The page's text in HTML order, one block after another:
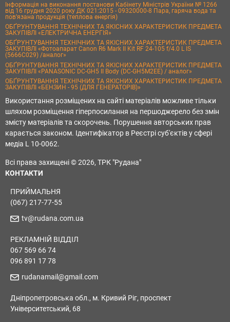
Інформація на виконання постанови Кабінету Міністрів України № 1266
від 16 грудня 2020 року ДК 021:2015 - 09320000-8 Пара, гаряча вода та
пов’язана продукція (теплова енергія)
ОБҐРУНТУВАННЯ ТЕХНІЧНИХ ТА ЯКІСНИХ ХАРАКТЕРИСТИК ПРЕДМЕТА
ЗАКУПІВЛІ «ЕЛЕКТРИЧНА ЕНЕРГІЯ»
ОБҐРУНТУВАННЯ ТЕХНІЧНИХ ТА ЯКІСНИХ ХАРАКТЕРИСТИК ПРЕДМЕТА
ЗАКУПІВЛІ «Фотоапарат Canon R6 Mark II Kit RF 24-105 f/4.0 L IS
(5666C029) /аналог»
ОБҐРУНТУВАННЯ ТЕХНІЧНИХ ТА ЯКІСНИХ ХАРАКТЕРИСТИК ПРЕДМЕТА
ЗАКУПІВЛІ «PANASONIC DC-GH5 II Body (DC-GH5M2EE) / аналог»
ОБҐРУНТУВАННЯ ТЕХНІЧНИХ ТА ЯКІСНИХ ХАРАКТЕРИСТИК ПРЕДМЕТА
ЗАКУПІВЛІ «БЕНЗИН - 95 (ДЛЯ ГЕНЕРАТОРІВ)»
Використання розміщених на сайті матеріалів можливе тільки
шляхом розміщення гіперпосилання на першоджерело без змін
змісту матеріалів та скорочень. Порушення авторських прав
карається законом. Ідентифікатор в Реєстрі суб'єктів у сфері
медіа L 10-0062.
Всі права захищені © 2026, ТРК "Рудана"
КОНТАКТИ
ПРИЙМАЛЬНЯ
(067) 217-77-55
tv@rudana.com.ua
РЕКЛАМНІЙ ВІДДІЛ
067 569 66 74
096 891 17 78
rudanamail@gmail.com
Дніпропетровська обл., м. Кривий Ріг, проспект
Університетський, 68